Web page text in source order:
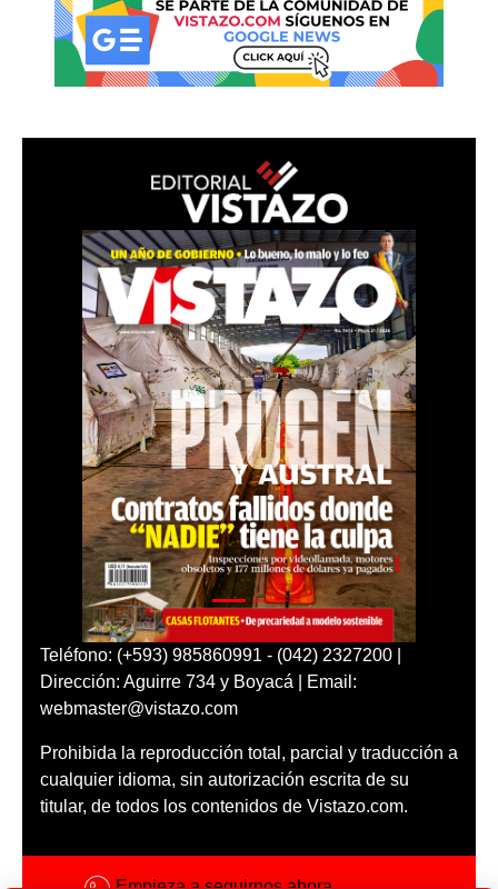
Teléfono: (+593) 985860991 - (042) 2327200 |
Dirección: Aguirre 734 y Boyacá | Email:
webmaster@vistazo.com
Prohibida la reproducción total, parcial y traducción a
cualquier idioma, sin autorización escrita de su
titular, de todos los contenidos de Vistazo.com.